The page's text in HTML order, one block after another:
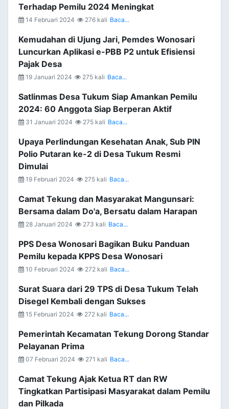
Terhadap Pemilu 2024 Meningkat
14 Februari 2024 276 kali Baca...
Kemudahan di Ujung Jari, Pemdes Wonosari
Luncurkan Aplikasi e-PBB P2 untuk Efisiensi
Pajak Desa
19 Januari 2024 275 kali Baca...
Satlinmas Desa Tukum Siap Amankan Pemilu
2024: 60 Anggota Siap Berperan Aktif
31 Januari 2024 275 kali Baca...
Upaya Perlindungan Kesehatan Anak, Sub PIN
Polio Putaran ke-2 di Desa Tukum Resmi
Dimulai
19 Februari 2024 275 kali Baca...
Camat Tekung dan Masyarakat Mangunsari:
Bersama dalam Do'a, Bersatu dalam Harapan
28 Januari 2024 273 kali Baca...
PPS Desa Wonosari Bagikan Buku Panduan
Pemilu kepada KPPS Desa Wonosari
10 Februari 2024 272 kali Baca...
Surat Suara dari 29 TPS di Desa Tukum Telah
Disegel Kembali dengan Sukses
15 Februari 2024 272 kali Baca...
Pemerintah Kecamatan Tekung Dorong Standar
Pelayanan Prima
07 Februari 2024 271 kali Baca...
Camat Tekung Ajak Ketua RT dan RW
Tingkatkan Partisipasi Masyarakat dalam Pemilu
dan Pilkada